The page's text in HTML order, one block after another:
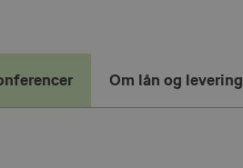
Om lån og levering